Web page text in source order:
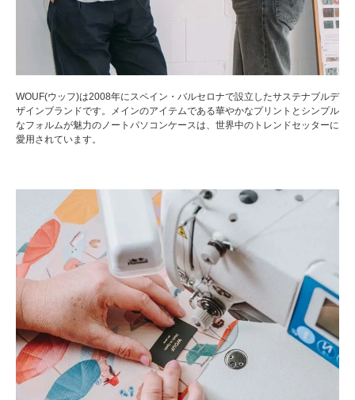
WOUF(ウッフ)は2008年にスペイン・バルセロナで設立したサステナブルデ
ザインブランドです。メインのアイテムである華やかなプリントとシンプル
なフォルムが魅力のノートパソコンケースは、世界中のトレンドセッターに
愛用されています。